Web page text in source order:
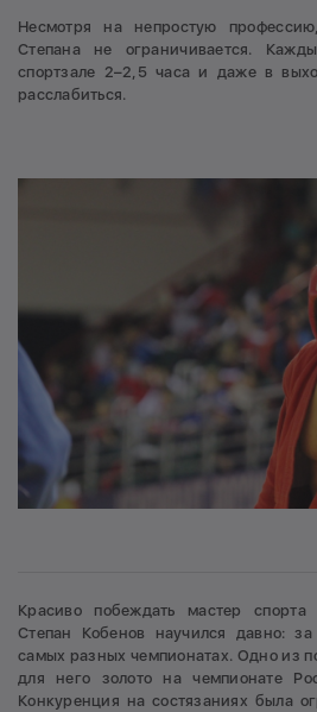
Несмотря на непростую
Степана не ограничивается.
спортзале 2–2,5 часа и даже в
расслабиться.
Красиво побеждать мастер спорта
Степан Кобенов научился давно:
самых разных чемпионатах. Одно из
для него золото на чемпионате
Конкуренция на состязаниях была